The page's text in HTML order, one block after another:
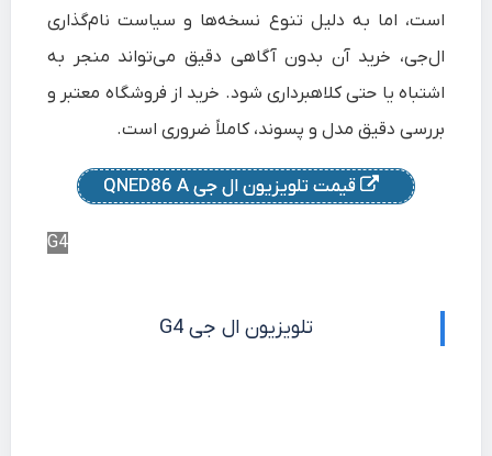
است، اما به دلیل تنوع نسخه‌ها و سیاست نام‌گذاری
ال‌جی، خرید آن بدون آگاهی دقیق می‌تواند منجر به
اشتباه یا حتی کلاهبرداری شود. خرید از فروشگاه معتبر و
بررسی دقیق مدل و پسوند، کاملاً ضروری است.
قیمت تلویزیون ال جی QNED86 A
G4
تلویزیون ال جی G4